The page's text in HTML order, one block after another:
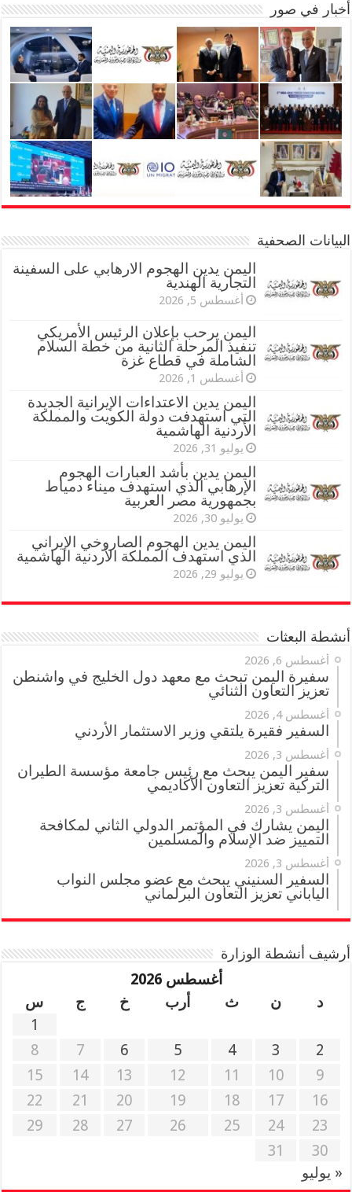
أخبار في صور
البيانات الصحفية
اليمن يدين الهجوم الارهابي على السفينة
التجارية الهندية
أغسطس 5, 2026
اليمن يرحب بإعلان الرئيس الأمريكي
تنفيذ المرحلة الثانية من خطة السلام
الشاملة في قطاع غزة
أغسطس 1, 2026
اليمن يدين الاعتداءات الإيرانية الجديدة
التي استهدفت دولة الكويت والمملكة
الأردنية الهاشمية
يوليو 31, 2026
اليمن يدين بأشد العبارات الهجوم
الإرهابي الذي استهدف ميناء دمياط
بجمهورية مصر العربية
يوليو 30, 2026
اليمن يدين الهجوم الصاروخي الإيراني
الذي استهدف المملكة الأردنية الهاشمية
يوليو 29, 2026
أنشطة البعثات
أغسطس 6, 2026
سفيرة اليمن تبحث مع معهد دول الخليج في واشنطن
تعزيز التعاون الثنائي
أغسطس 4, 2026
السفير فقيرة يلتقي وزير الاستثمار الأردني
أغسطس 3, 2026
سفير اليمن يبحث مع رئيس جامعة مؤسسة الطيران
التركية تعزيز التعاون الأكاديمي
أغسطس 3, 2026
اليمن يشارك في المؤتمر الدولي الثاني لمكافحة
التمييز ضد الإسلام والمسلمين
أغسطس 3, 2026
السفير السنيني يبحث مع عضو مجلس النواب
الياباني تعزيز التعاون البرلماني
أرشيف أنشطة الوزارة
أغسطس 2026
د
ن ث أرب خ ج
س
1
2
3
4
5
6
7
8
9
10
11
12
13
14
15
16
17
18
19
20
21
22
23
24
25
26
27
28
29
30
31
« يوليو